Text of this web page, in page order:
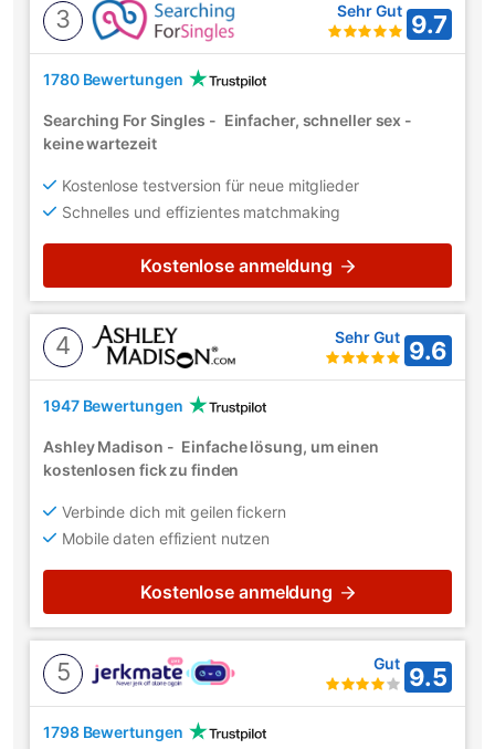
3
1780 Bewertungen
Searching For Singles - Einfacher, schneller sex -
keine wartezeit
Kostenlose testversion für neue mitglieder
Schnelles und effizientes matchmaking
Sehr Gut 9.7
Kostenlose anmeldung
4
1947 Bewertungen
Ashley Madison - Einfache lösung, um einen
kostenlosen fick zu finden
Verbinde dich mit geilen fickern
Mobile daten effizient nutzen
Sehr Gut 9.6
Kostenlose anmeldung
5
1798 Bewertungen
Gut 9.5